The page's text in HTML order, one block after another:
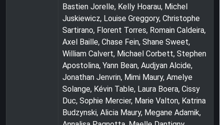
Bastien Jorelle, Kelly Hoarau, Michel
Juskiewicz, Louise Greggory, Christophe
Sartirano, Florent Torres, Romain Caldeira,
Axel Baille, Chase Fein, Shane Sweet,
William Calvert, Michael Corbett, Stephen
Apostolina, Yann Bean, Audjyan Alcide,
Jonathan Jenvrin, Mimi Maury, Amelye
Solange, Kévin Table, Laura Boera, Cissy
Duc, Sophie Mercier, Marie Valton, Katrina
Budzynski, Alicia Maury, Megane Adamik,